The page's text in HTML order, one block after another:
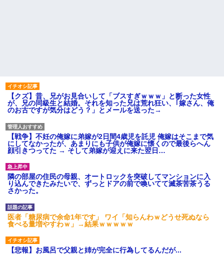
【クズ】昔、兄がお見合いして「ブスすぎｗｗｗ」と断った女性
が、兄の同級生と結婚。それを知った兄は荒れ狂い、｢嫁さん、俺
のお古ですが気分はどう？」とメールを送った→
【戦争】不妊の俺嫁に弟嫁が2日間4歳児を託児 俺嫁はそこまで気
にしてなかったが、あまりにも子供が俺嫁に懐くので最後らへん
顔引きつってた → そして弟嫁が迎えに来た翌日…
隣の部屋の住民の母親、オートロックを突破してマンションに入
り込んできたみたいで、ずっとドアの前で喚いてて滅茶苦茶うる
さかった。
医者「糖尿病で余命1年です」 ワイ「知らんわｗどうせ死ぬなら
食べる量増やすわｗ」→結果ｗｗｗｗｗ
【悲報】お風呂で父親と姉が完全に行為してるんだが...